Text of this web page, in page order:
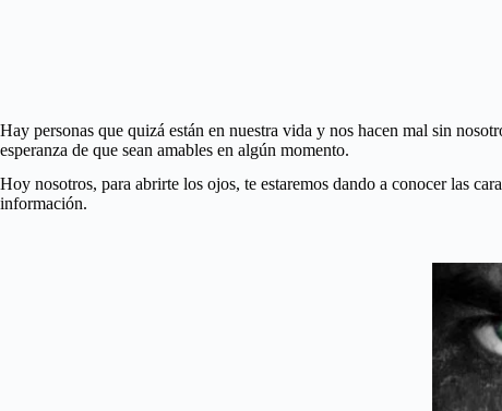
Hay personas que quizá están en nuestra vida y nos hacen mal sin
esperanza de que sean amables en algún momento.
Hoy nosotros, para abrirte los ojos, te estaremos dando a conocer las
información.